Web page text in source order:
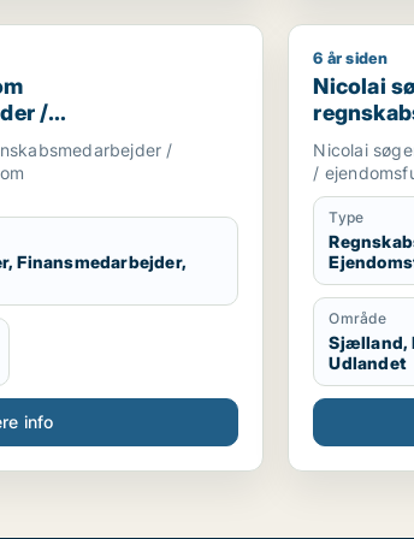
/ finansmedarbejder
/
økonom
/
Finansmedarbejder,
info
Nicolai
6 år siden
Nicolai
Nicolai
/
Type
Område
Sjælland,
Udlandet